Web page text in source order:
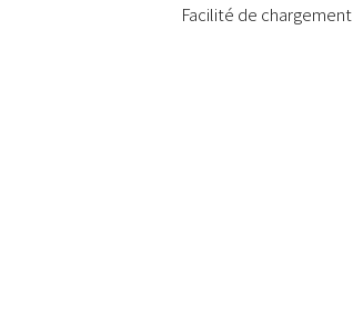
Facilité de chargement